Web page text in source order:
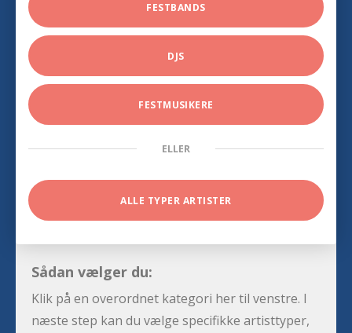
FESTBANDS
DJS
FESTMUSIKERE
ELLER
ALLE TYPER ARTISTER
Sådan vælger du:
Klik på en overordnet kategori her til venstre. I
næste step kan du vælge specifikke artisttyper,